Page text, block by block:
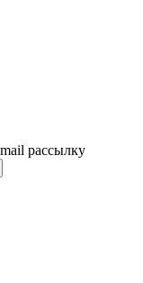
рассылку